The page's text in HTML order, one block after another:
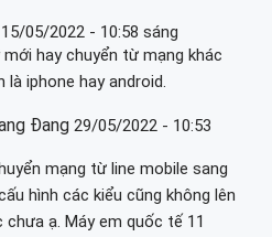
15/05/2022 - 10:58 sáng
mới hay chuyển từ mạng khác
là iphone hay android.
Đang 29/05/2022 - 10:53
mạng từ line mobile sang
hình các kiểu cũng không lên
ạ. Máy em quốc tế 11